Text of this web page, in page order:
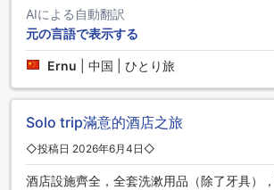
AIによる自動翻訳
元の言語で表示する
Ernu 中国 | ひとり旅
Solo trip滿意的酒店之旅
◇投稿日 2026年6月4日◇
酒店設施齊全，全套洗漱用品（除了牙具）